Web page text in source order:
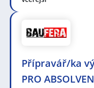
Přípravář/ka
PRO